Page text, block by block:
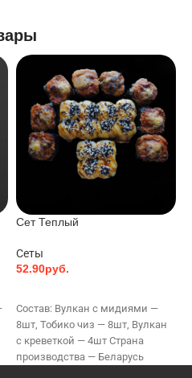
Сет Теплый
Сеты
52.90руб.
Состав: Вулкан с мидиями —
8шт, Тобико чиз — 8шт, Вулкан
с креветкой — 4шт Страна
производства — Беларусь